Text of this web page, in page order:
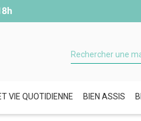
VIE QUOTIDIENNE BIEN ASSIS